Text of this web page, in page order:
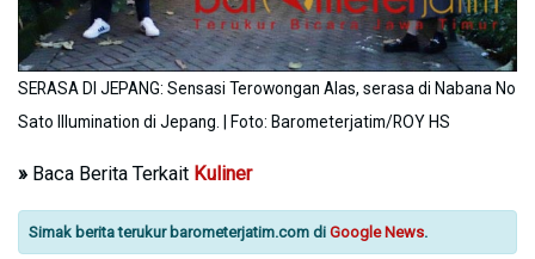
SERASA DI JEPANG: Sensasi Terowongan Alas, serasa di Nabana No
Sato Illumination di Jepang. | Foto: Barometerjatim/ROY HS
» Baca Berita Terkait Kuliner
Simak berita terukur barometerjatim.com di Google News.